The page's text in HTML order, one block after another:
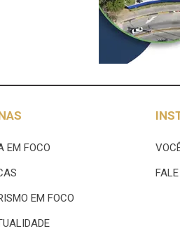
EM FOCO
EM FOCO